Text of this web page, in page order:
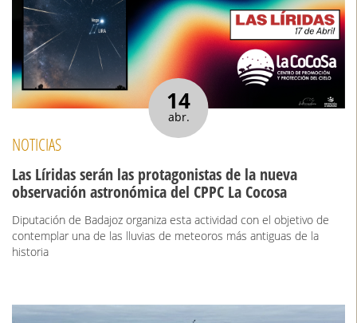
14
abr.
NOTICIAS
Las Líridas serán las protagonistas de la nueva
observación astronómica del CPPC La Cocosa
Diputación de Badajoz organiza esta actividad con el objetivo de
contemplar una de las lluvias de meteoros más antiguas de la
historia